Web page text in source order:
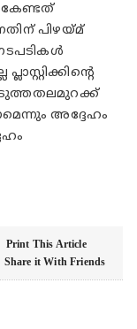
പിഴയ്മ്
അദ്ദേഹം
Print This Article
Share it With Friends